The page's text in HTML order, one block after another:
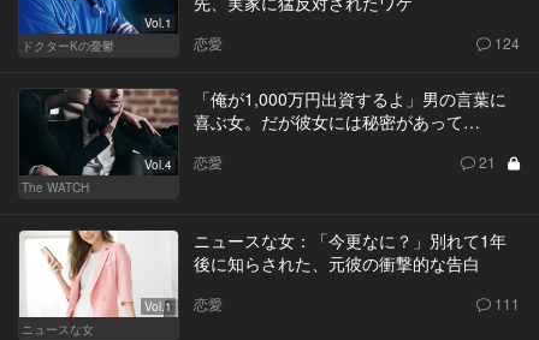
Vol.1
ドクターKの憂鬱
恋愛 124
Vol.4
The WATCH
「俺が1,000万円出資するよ」男の言葉に
喜ぶ女。だが彼女には秘密があって…
恋愛 21
Vol.1
ニュースな女
ニュースな女：「今更なに？」別れて1年
後に知らされた、元彼の衝撃的な告白
恋愛 111